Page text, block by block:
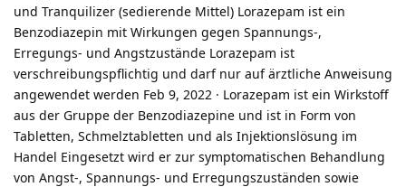
und Tranquilizer (sedierende Mittel) Lorazepam ist ein
Benzodiazepin mit Wirkungen gegen Spannungs-,
Erregungs- und Angstzustände Lorazepam ist
verschreibungspflichtig und darf nur auf ärztliche Anweisung
angewendet werden Feb 9, 2022 · Lorazepam ist ein Wirkstoff
aus der Gruppe der Benzodiazepine und ist in Form von
Tabletten, Schmelztabletten und als Injektionslösung im
Handel Eingesetzt wird er zur symptomatischen Behandlung
von Angst-, Spannungs- und Erregungszuständen sowie